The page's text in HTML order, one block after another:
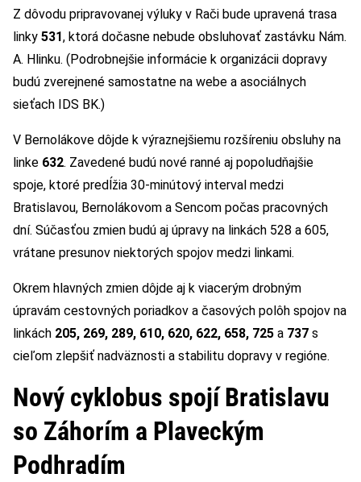
Z dôvodu pripravovanej výluky v Rači bude upravená trasa
linky 531, ktorá dočasne nebude obsluhovať zastávku Nám.
A. Hlinku. (Podrobnejšie informácie k organizácii dopravy
budú zverejnené samostatne na webe a asociálnych
sieťach IDS BK.)
V Bernolákove dôjde k výraznejšiemu rozšíreniu obsluhy na
linke 632. Zavedené budú nové ranné aj popoludňajšie
spoje, ktoré predĺžia 30-minútový interval medzi
Bratislavou, Bernolákovom a Sencom počas pracovných
dní. Súčasťou zmien budú aj úpravy na linkách 528 a 605,
vrátane presunov niektorých spojov medzi linkami.
Okrem hlavných zmien dôjde aj k viacerým drobným
úpravám cestovných poriadkov a časových polôh spojov na
linkách 205, 269, 289, 610, 620, 622, 658, 725 a 737 s
cieľom zlepšiť nadväznosti a stabilitu dopravy v regióne.
Nový cyklobus spojí Bratislavu
so Záhorím a Plaveckým
Podhradím